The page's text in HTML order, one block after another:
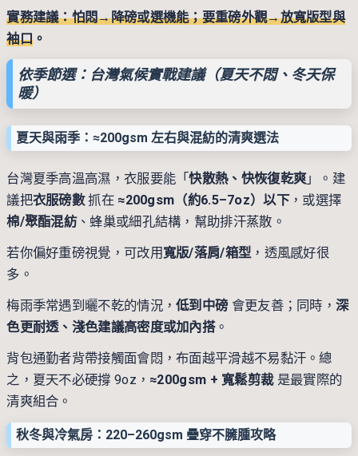
實務建議：怕悶→降磅或選機能；要重磅外觀→放寬版型與
袖口。
依季節選：台灣氣候實戰建議（夏天不悶、冬天保
暖）
夏天與雨季：≈200gsm 左右與混紡的清爽選法
台灣夏季高溫高濕，衣服要能「快散熱、快恢復乾爽」。建
議把衣服磅數抓在 ≈200gsm（約6.5–7oz）以下，或選擇
棉/聚酯混紡、蜂巢或細孔結構，幫助排汗蒸散。
若你偏好重磅視覺，可改用寬版/落肩/箱型 ，透風感好很
多。
梅雨季常遇到曬不乾的情況，低到中磅會更友善；同時，深
色更耐透、淺色建議高密度或加內搭。
背包通勤者背帶接觸面會悶，布面越平滑越不易黏汗。總
之，夏天不必硬撐 9oz， ≈200gsm + 寬鬆剪裁是最實際的
清爽組合。
秋冬與冷氣房：220–260gsm 疊穿不臃腫攻略